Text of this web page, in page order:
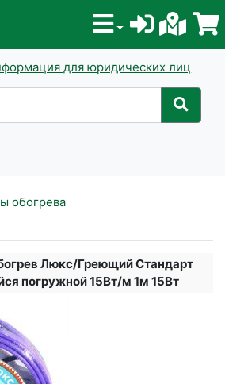
для юридических лиц
обогрева
Люкс/Греющий Стандарт
погружной 15Вт/м 1м 15Вт